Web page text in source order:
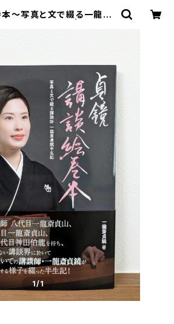
〜写真と文で綴る一龍斎
1/1